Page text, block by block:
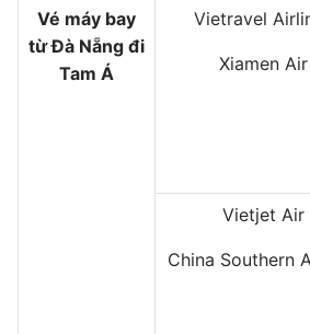
Vé máy bay
từ Đà Nẵng đi
Tam Á
Vietravel
Xiamen Air
Vietjet Air
China Southern